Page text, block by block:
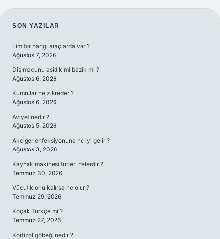
SIDEBAR
SON YAZILAR
Limitör hangi araçlarda var ?
Ağustos 7, 2026
Diş macunu asidik mi bazik mi ?
Ağustos 6, 2026
Kumrular ne zikreder ?
Ağustos 6, 2026
Aviyet nedir ?
Ağustos 5, 2026
Akciğer enfeksiyonuna ne iyi gelir ?
Ağustos 3, 2026
Kaynak makinesi türleri nelerdir ?
Temmuz 30, 2026
Vücut klorlu kalırsa ne olur ?
Temmuz 29, 2026
Koçak Türkçe mi ?
Temmuz 27, 2026
Kortizol göbeği nedir ?